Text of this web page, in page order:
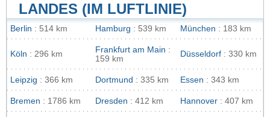
LANDES (IM LUFTLINIE)
Berlin : 514 km Hamburg : 539 km München : 183 km
Köln : 296 km Frankfurt am Main :
159 km
Düsseldorf : 330 km
Leipzig : 366 km Dortmund : 335 km Essen : 343 km
Bremen : 1786 km Dresden : 412 km Hannover : 407 km